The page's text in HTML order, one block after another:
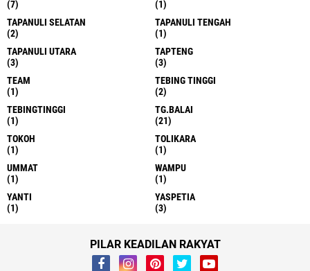
(7)
(1)
TAPANULI SELATAN
(2)
TAPANULI TENGAH
(1)
TAPANULI UTARA
(3)
TAPTENG
(3)
TEAM
(1)
TEBING TINGGI
(2)
TEBINGTINGGI
(1)
TG.BALAI
(21)
TOKOH
(1)
TOLIKARA
(1)
UMMAT
(1)
WAMPU
(1)
YANTI
(1)
YASPETIA
(3)
PILAR KEADILAN RAKYAT